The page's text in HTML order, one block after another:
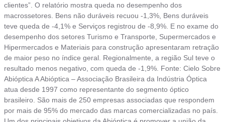
clientes”. O relatório mostra queda no desempenho dos
macrossetores. Bens não duráveis recuou -1,3%, Bens duráveis
teve queda de -4,1% e Serviços registrou de -8,9%. E no exame do
desempenho dos setores Turismo e Transporte, Supermercados e
Hipermercados e Materiais para construção apresentaram retração
de maior peso no índice geral. Regionalmente, a região Sul teve o
resultado menos negativo, com queda de -1,9%. Fonte: Cielo Sobre
Abióptica A Abióptica – Associação Brasileira da Indústria Óptica
atua desde 1997 como representante do segmento óptico
brasileiro. São mais de 250 empresas associadas que respondem
por mais de 95% do mercado das marcas comercializadas no país.